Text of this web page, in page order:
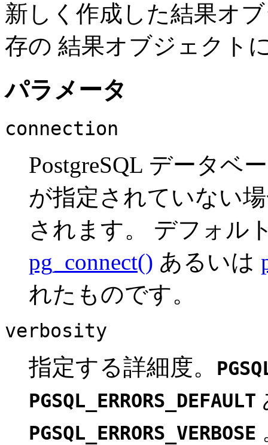
新しく作成した結果オ
存の 結果オブジェクト
パラメータ
connection
PostgreSQL データベ
が指定されていない
されます。 デフォル
pg_connect() あるいは
れたものです。
verbosity
指定する詳細度。
PGSQL_ERRORS_DEFAULT
PGSQL_ERRORS_VERBOSE